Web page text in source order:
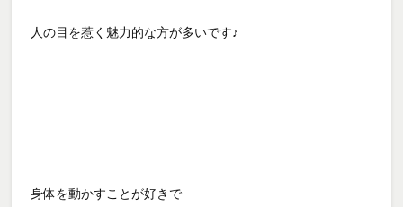
人の目を惹く魅力的な方が多いです♪
身体を動かすことが好きで